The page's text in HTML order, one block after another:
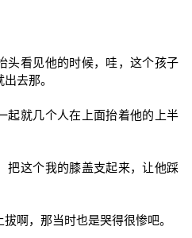
头看见他的时候，哇，这个孩子
去那。
起就几个人在上面抬着他的上半
把这个我的膝盖支起来，让他踩
啊，那当时也是哭得很惨吧。